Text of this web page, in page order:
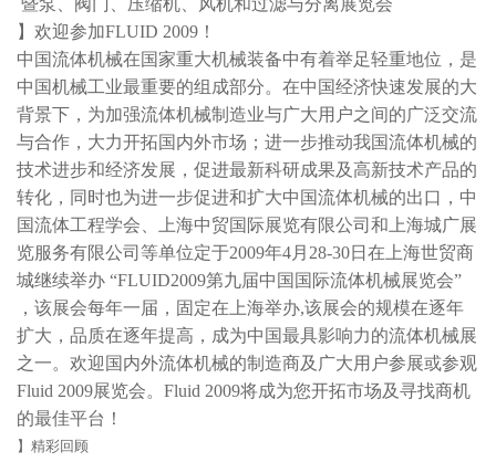
暨泵、阀门、压缩机、风机和过滤与分离展览会
】欢迎参加FLUID 2009！
中国流体机械在国家重大机械装备中有着举足轻重地位，是
中国机械工业最重要的组成部分。在中国经济快速发展的大
背景下，为加强流体机械制造业与广大用户之间的广泛交流
与合作，大力开拓国内外市场；进一步推动我国流体机械的
技术进步和经济发展，促进最新科研成果及高新技术产品的
转化，同时也为进一步促进和扩大中国流体机械的出口，中
国流体工程学会、上海中贸国际展览有限公司和上海城广展
览服务有限公司等单位定于2009年4月28-30日在上海世贸商
城继续举办 “FLUID2009第九届中国国际流体机械展览会”
，该展会每年一届，固定在上海举办,该展会的规模在逐年
扩大，品质在逐年提高，成为中国最具影响力的流体机械展
之一。欢迎国内外流体机械的制造商及广大用户参展或参观
Fluid 2009展览会。Fluid 2009将成为您开拓市场及寻找商机
的最佳平台！
】精彩回顾